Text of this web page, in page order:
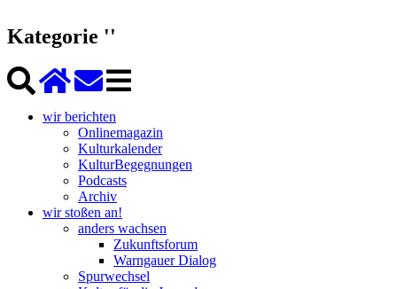
Kategorie ''
wir berichten
Onlinemagazin
Kulturkalender
KulturBegegnungen
Podcasts
Archiv
wir stoßen an!
anders wachsen
Zukunftsforum
Warngauer Dialog
Spurwechsel